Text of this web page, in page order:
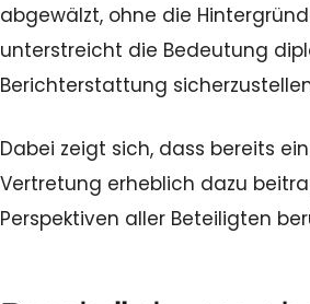
abgewälzt, ohne die
unterstreicht die Bedeutung
Berichterstattung
Dabei zeigt sich, dass bereits
Vertretung erheblich dazu
Perspektiven aller Beteiligten